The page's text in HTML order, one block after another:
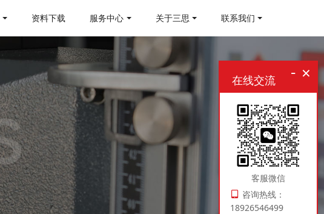
资料下载 服务中心 关于三思 联系我们
×
-
在线交流
客服微信
咨询热线：
18926546499